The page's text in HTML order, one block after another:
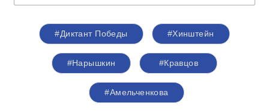
#Диктант Победы #Хинштейн
#Нарышкин #Кравцов
#Амельченкова